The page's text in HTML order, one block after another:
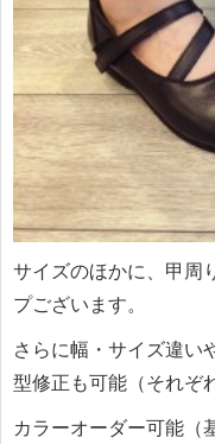
サイズのほかに、甲周
プございます。
さらに幅・サイズ違い
型修正も可能（それぞ
カラーオーダー可能（